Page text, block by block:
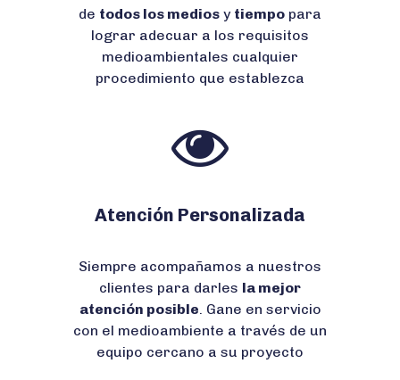
de todos los medios y tiempo para
lograr adecuar a los requisitos
medioambientales cualquier
procedimiento que establezca
Atención Personalizada
Siempre acompañamos a nuestros
clientes para darles la mejor
atención posible. Gane en servicio
con el medioambiente a través de un
equipo cercano a su proyecto